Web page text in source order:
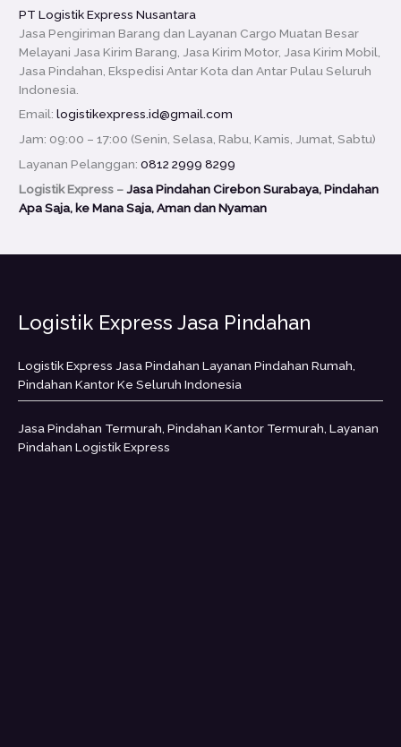
PT Logistik Express Nusantara
Jasa Pengiriman Barang dan Layanan Cargo Muatan Besar
Melayani Jasa Kirim Barang, Jasa Kirim Motor, Jasa Kirim Mobil,
Jasa Pindahan, Ekspedisi Antar Kota dan Antar Pulau Seluruh
Indonesia.
Email:logistikexpress.id@gmail.com
Jam: 09:00 – 17:00 (Senin, Selasa, Rabu, Kamis, Jumat, Sabtu)
Layanan Pelanggan:0812 2999 8299
Logistik Express –Jasa Pindahan Cirebon Surabaya, Pindahan
Apa Saja, ke Mana Saja, Aman dan Nyaman
Logistik Express Jasa Pindahan
Logistik Express Jasa Pindahan Layanan Pindahan Rumah,
Pindahan Kantor Ke Seluruh Indonesia
Jasa Pindahan Termurah, Pindahan Kantor Termurah, Layanan
Pindahan Logistik Express